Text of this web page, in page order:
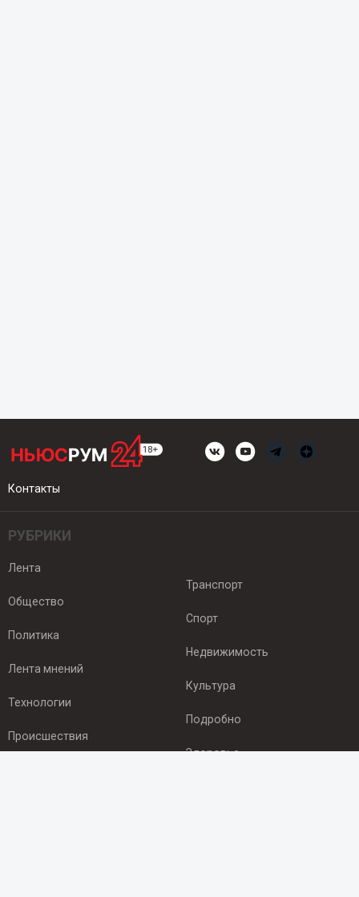
Контакты
РУБРИКИ
Лента
Общество
Политика
Лента мнений
Технологии
Происшествия
Транспорт
Спорт
Недвижимость
Культура
Подробно
Здоровье